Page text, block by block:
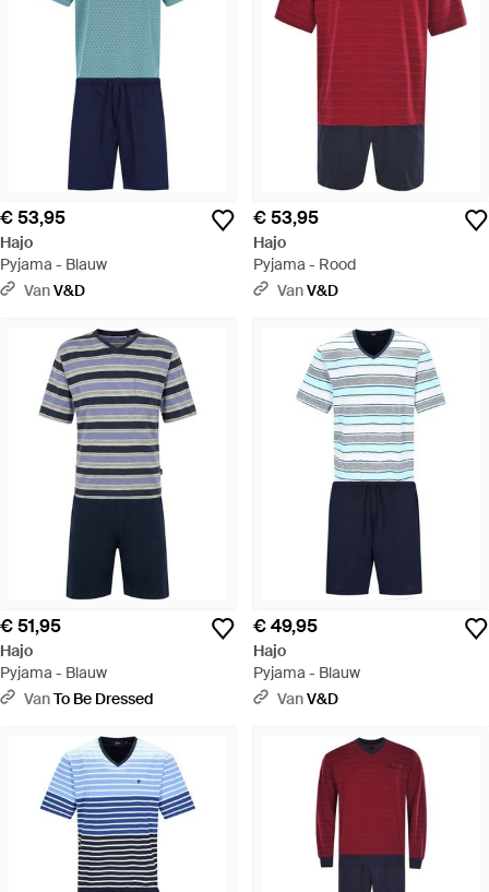
€ 53,95
Hajo
Pyjama - Blauw
VanV&D
€ 53,95
Hajo
Pyjama - Rood
VanV&D
€ 51,95
Hajo
Pyjama - Blauw
VanTo Be Dressed
€ 49,95
Hajo
Pyjama - Blauw
VanV&D